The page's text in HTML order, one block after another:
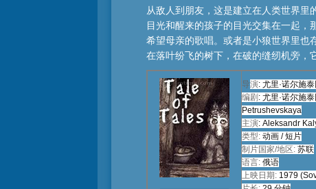
从敌人到朋友，这是建立在人类世界
目光和醒来的孩子的目光交集在一起
希望母亲的歌唱。或者是小狼世界里也
在落叶纷飞的树下，在破的缝纫机旁，
导演: 尤里·诺尔施泰
编剧 : 尤里·诺尔施泰
Petrushevskaya
主演: Aleksandr
类型: 动画 / 短片
制片国家/地区: 苏联
语言: 俄语
上映日期: 1979